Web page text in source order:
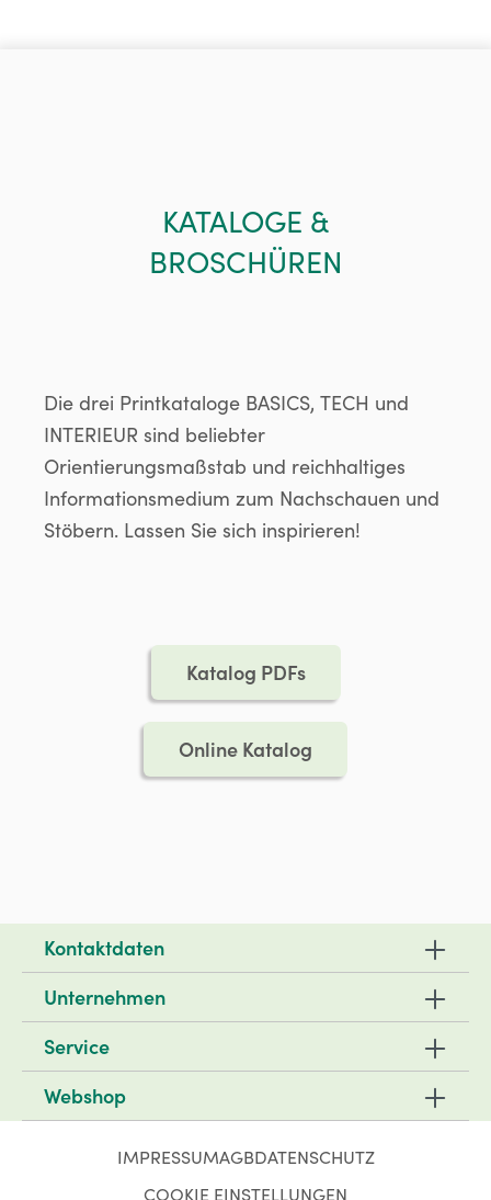
KATALOGE &
BROSCHÜREN
Die drei Printkataloge BASICS, TECH und
INTERIEUR sind beliebter
Orientierungsmaßstab und reichhaltiges
Informationsmedium zum Nachschauen und
Stöbern. Lassen Sie sich inspirieren!
Katalog PDFs
Online Katalog
Kontaktdaten
Unternehmen
Service
Webshop
IMPRESSUMAGBDATENSCHUTZ
COOKIE EINSTELLUNGEN